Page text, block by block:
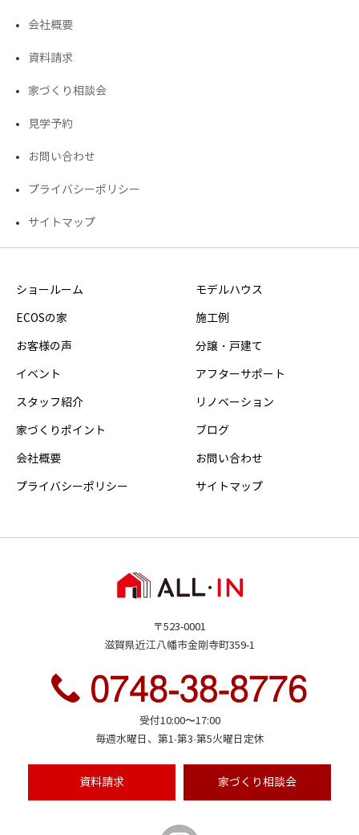
会社概要
資料請求
家づくり相談会
見学予約
お問い合わせ
プライバシーポリシー
サイトマップ
ショールーム モデルハウス
ECOSの家 施工例
お客様の声 分譲・戸建て
イベント アフターサポート
スタッフ紹介 リノベーション
家づくりポイント ブログ
会社概要 お問い合わせ
プライバシーポリシー サイトマップ
〒523-0001
滋賀県近江八幡市金剛寺町359-1
受付10:00〜17:00
毎週水曜日、第1·第3·第5火曜日定休
資料請求 家づくり相談会